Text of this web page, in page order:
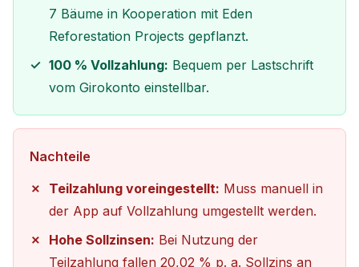
7 Bäume in Kooperation mit Eden
Reforestation Projects gepflanzt.
100 % Vollzahlung: Bequem per Lastschrift
vom Girokonto einstellbar.
Nachteile
Teilzahlung voreingestellt: Muss manuell in
der App auf Vollzahlung umgestellt werden.
Hohe Sollzinsen: Bei Nutzung der
Teilzahlung fallen 20,02 % p. a. Sollzins an